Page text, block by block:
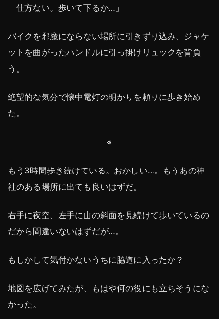
「仕方ない。歩いて下るか…」
バイクを邪魔にならない場所に引きずり込み、ジャケ
ットを曲がったハンドルに引っ掛けリュックを背負
う。
絶望的な気分で懐中電灯の明かりを頼りに歩き始め
た。
※
もう3時間歩き続けている。おかしい…。もうあの神
社のある場所に出ても良いはずだ。
右手に夜空、左手に山の斜面を見続けて歩いているの
だから間違いないはずだが…。
もしかして気付かないうちに脇道に入ったか？
地図を広げてみたが、もはや何の役にも立ちそうにな
かった。